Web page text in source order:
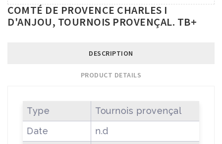
COMTÉ DE PROVENCE CHARLES I
D'ANJOU, TOURNOIS PROVENÇAL. TB+
DESCRIPTION
PRODUCT DETAILS
Type
Tournois provençal
Date
n.d